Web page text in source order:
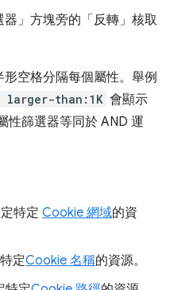
」方塊旁的「反轉」 核取
空格分隔每個屬性。舉例
larger-than:1K 會顯示
性篩選器等同於 AND 運
特定 Cookie 網域的資
定Cookie 名稱的資源。